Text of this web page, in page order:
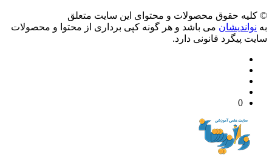
حقوق محصولات و محتوای اين سایت متعلق
می باشد و هر گونه کپی برداری از محتوا و محصولات
پیگرد قانونی دارد.